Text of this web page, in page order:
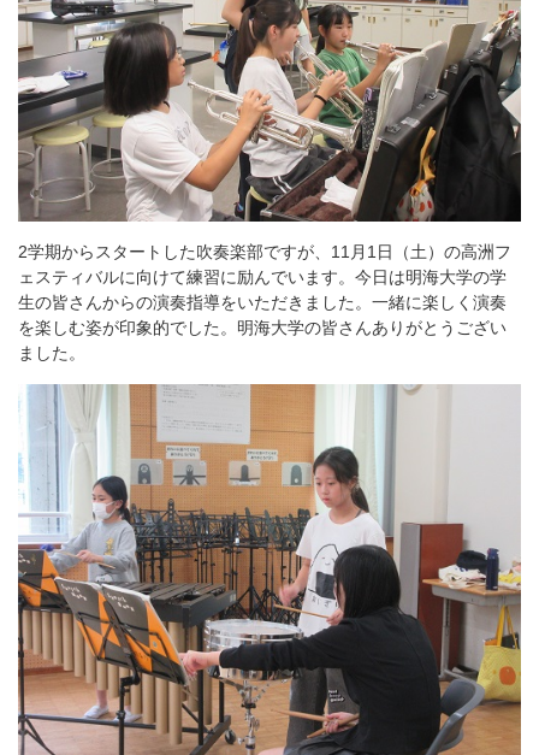
2学期からスタートした吹奏楽部ですが、11月1日（土）の高洲フ
ェスティバルに向けて練習に励んでいます。今日は明海大学の学
生の皆さんからの演奏指導をいただきました。一緒に楽しく演奏
を楽しむ姿が印象的でした。明海大学の皆さんありがとうござい
ました。